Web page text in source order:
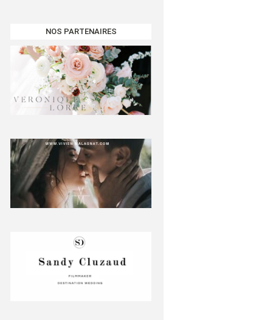
NOS PARTENAIRES